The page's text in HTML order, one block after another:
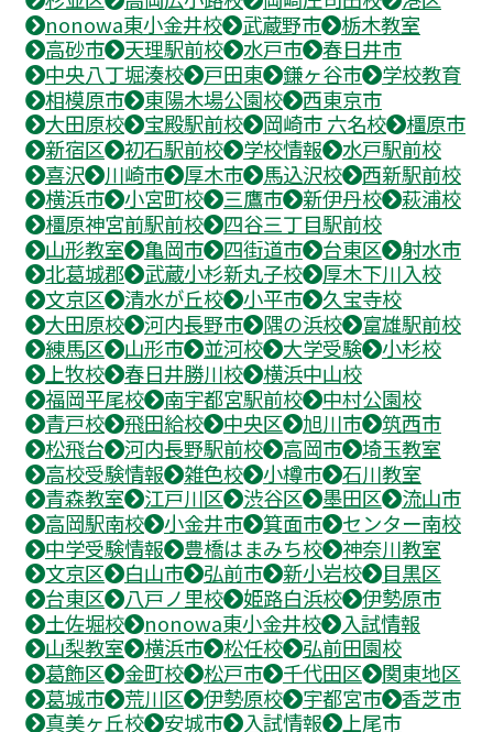
nonowa東小金井校
武蔵野市
栃木教室
高砂市
天理駅前校 水戸市
春日井市
中央八丁堀湊校
戸田東 鎌ヶ谷市
学校教育
相模原市
東陽木場公園校
西東京市
大田原校
宝殿駅前校 岡崎市 六名校
橿原市
新宿区
初石駅前校 学校情報
水戸駅前校
喜沢
川崎市 厚木市 馬込沢校
西新駅前校
横浜市
小宮町校 三鷹市 新伊丹校
萩浦校
橿原神宮前駅前校
四谷三丁目駅前校
山形教室
亀岡市 四街道市 台東区
射水市
北葛城郡
武蔵小杉新丸子校
厚木下川入校
文京区
清水が丘校 小平市
久宝寺校
大田原校
河内長野市 隅の浜校
富雄駅前校
練馬区
山形市 並河校 大学受験
小杉校
上牧校
春日井勝川校
横浜中山校
福岡平尾校
南宇都宮駅前校
中村公園校
青戸校
飛田給校 中央区 旭川市
筑西市
松飛台
河内長野駅前校 高岡市
埼玉教室
高校受験情報
雑色校 小樽市
石川教室
青森教室
江戸川区 渋谷区 墨田区
流山市
高岡駅南校
小金井市 箕面市
センター南校
中学受験情報
豊橋はまみち校
神奈川教室
文京区
白山市 弘前市 新小岩校
目黒区
台東区
八戸ノ里校 姫路白浜校
伊勢原市
土佐堀校
nonowa東小金井校
入試情報
山梨教室
横浜市 松任校
弘前田園校
葛飾区
金町校 松戸市 千代田区
関東地区
葛城市
荒川区 伊勢原校 宇都宮市
香芝市
真美ヶ丘校
安城市 入試情報
上尾市